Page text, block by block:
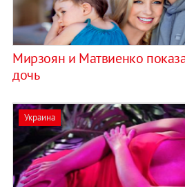
Мирзоян и Матвиенко
дочь
Украина